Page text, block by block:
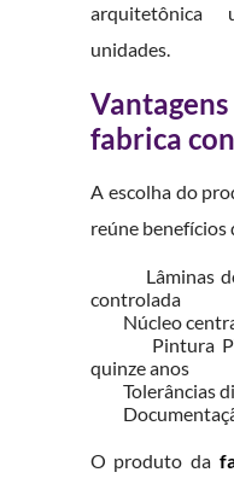
arquitetônica
unidades.
fabrica
A escolha do
reúne benefícios
Lâminas de
controlada
Núcleo central
Pintura
quinze anos
Tolerâncias
O produto da